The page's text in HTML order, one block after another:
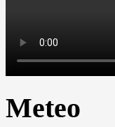
Meteo